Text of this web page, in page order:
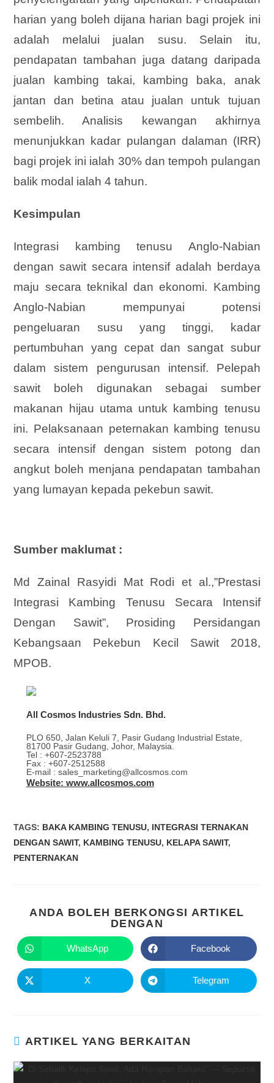
harian yang boleh dijana harian bagi projek ini
adalah melalui jualan susu. Selain itu,
pendapatan tambahan juga datang daripada
jualan kambing takai, kambing baka, anak
jantan dan betina atau jualan untuk tujuan
sembelih. Analisis kewangan akhirnya
menunjukkan kadar pulangan dalaman (IRR)
bagi projek ini ialah 30% dan tempoh pulangan
balik modal ialah 4 tahun.
Kesimpulan
Integrasi kambing tenusu Anglo-Nabian
dengan sawit secara intensif adalah berdaya
maju secara teknikal dan ekonomi. Kambing
Anglo-Nabian mempunyai potensi
pengeluaran susu yang tinggi, kadar
pertumbuhan yang cepat dan sangat subur
dalam sistem pengurusan intensif. Pelepah
sawit boleh digunakan sebagai sumber
makanan hijau utama untuk kambing tenusu
ini. Pelaksanaan peternakan kambing tenusu
secara intensif dengan sistem potong dan
angkut boleh menjana pendapatan tambahan
yang lumayan kepada pekebun sawit.
Sumber maklumat :
Md Zainal Rasyidi Mat Rodi et al.,”Prestasi
Integrasi Kambing Tenusu Secara Intensif
Dengan Sawit”, Prosiding Persidangan
Kebangsaan Pekebun Kecil Sawit 2018,
MPOB.
All Cosmos Industries Sdn. Bhd.
PLO 650, Jalan Keluli 7, Pasir Gudang Industrial Estate,
81700 Pasir Gudang, Johor, Malaysia.
Tel : +607-2523788
Fax : +607-2512588
E-mail : sales_marketing@allcosmos.com
Website: www.allcosmos.com
TAGS: BAKA KAMBING TENUSU, INTEGRASI TERNAKAN
DENGAN SAWIT, KAMBING TENUSU, KELAPA SAWIT,
PENTERNAKAN
ANDA BOLEH BERKONGSI ARTIKEL
DENGAN
WhatsApp Facebook
X Telegram
ARTIKEL YANG BERKAITAN